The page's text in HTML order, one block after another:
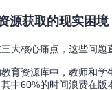
源获取的现实困境
大核心痛点，这些问题
教育资源库中，教师和
中60%的时间浪费在版